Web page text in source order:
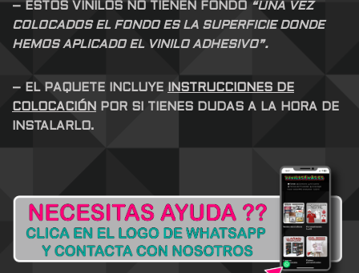
– ESTOS VINILOS NO TIENEN FONDO “UNA VEZ
COLOCADOS EL FONDO ES LA SUPERFICIE DONDE
HEMOS APLICADO EL VINILO ADHESIVO”.
– EL PAQUETE INCLUYE
INSTRUCCIONES DE
COLOCACIÓN
POR SI TIENES DUDAS A LA HORA DE
INSTALARLO.